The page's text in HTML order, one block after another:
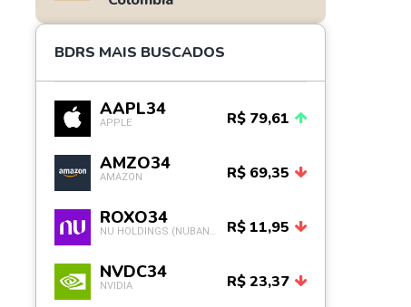
BDRS MAIS BUSCADOS
AAPL34
APPLE R$ 79,61
AMZO34
AMAZON R$ 69,35
ROXO34 R$ 11,95
NVDC34
NVIDIA R$ 23,37